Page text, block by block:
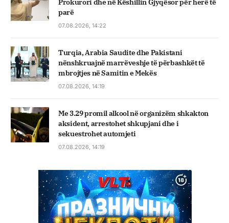
Prokurori dhe në Këshillin Gjyqësor për herë të
parë
07.08.2026, 14:22
Turqia, Arabia Saudite dhe Pakistani
nënshkruajnë marrëveshje të përbashkët të
mbrojtjes në Samitin e Mekës
07.08.2026, 14:19
Me 3.29 promil alkool në organizëm shkakton
aksident, arrestohet shkupjani dhe i
sekuestrohet automjeti
07.08.2026, 14:19